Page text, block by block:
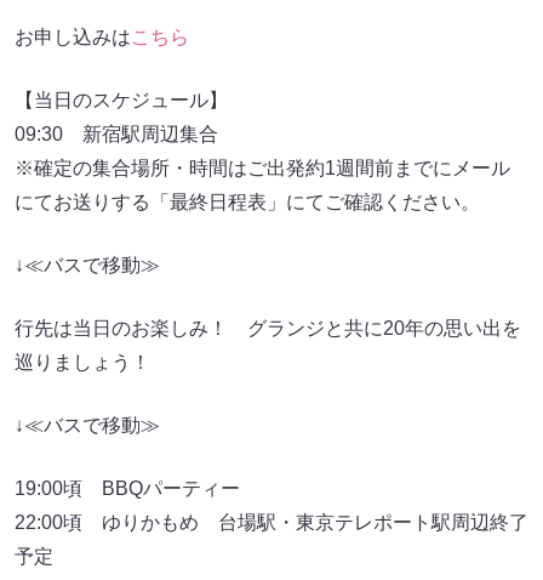
お申し込みはこちら
【当日のスケジュール】
09:30 新宿駅周辺集合
※確定の集合場所・時間はご出発約1週間前までにメール
にてお送りする「最終日程表」にてご確認ください。
↓≪バスで移動≫
行先は当日のお楽しみ！ グランジと共に20年の思い出を
巡りましょう！
↓≪バスで移動≫
19:00頃 BBQパーティー
22:00頃 ゆりかもめ 台場駅・東京テレポート駅周辺終了
予定